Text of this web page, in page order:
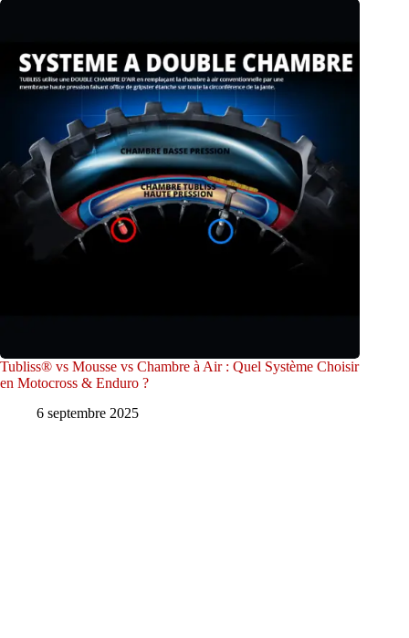
Tubliss® vs Mousse vs Chambre à Air : Quel Système Choisir
en Motocross & Enduro ?
6 septembre 2025